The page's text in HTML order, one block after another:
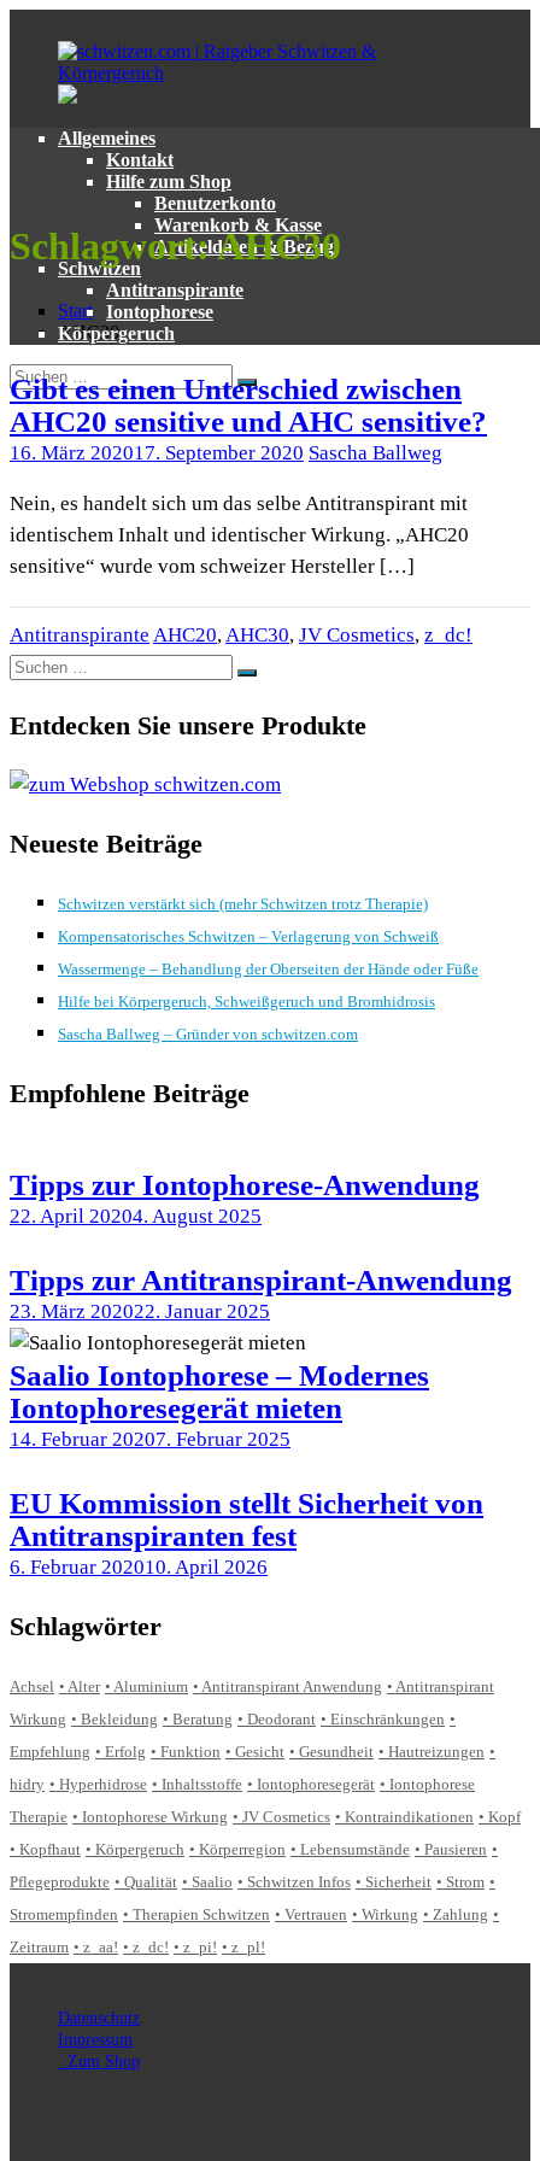
springen
schwitzen.com
&
Körpergeruch
und
Körpergeruch
Allgemeines
Kontakt
Hilfe zum Shop
Benutzerkonto
Warenkorb & Kasse
Artikeldaten & Bezug
Schwitzen
Antitranspirante
Iontophorese
Körpergeruch
Suchen
nach:
Suchen
Schlagwort:AHC30
Start
AHC30
Gibt es einen Unterschied zwischen
AHC20 sensitive und AHC sensitive?
16. März 202017. September 2020 Sascha Ballweg
Nein, es handelt sich um das selbe Antitranspirant mit
identischem Inhalt und identischer Wirkung. „AHC20
sensitive“ wurde vom schweizer Hersteller […]
Antitranspirante AHC20,AHC30, JV Cosmetics, z_dc!
Suchen
Suchen
Entdecken Sie unsere Produkte
Neueste Beiträge
Schwitzen verstärkt sich (mehr Schwitzen trotz Therapie)
Kompensatorisches Schwitzen – Verlagerung von Schweiß
Wassermenge – Behandlung der Oberseiten der Hände oder Füße
Hilfe bei Körpergeruch, Schweißgeruch und Bromhidrosis
Sascha Ballweg – Gründer von schwitzen.com
Empfohlene Beiträge
Tipps zur Iontophorese-Anwendung
22. April 20204. August 2025
Tipps zur Antitranspirant-Anwendung
23. März 202022. Januar 2025
Saalio Iontophorese – Modernes
Iontophoresegerät mieten
14. Februar 20207. Februar 2025
EU Kommission stellt Sicherheit von
Antitranspiranten fest
6. Februar 202010. April 2026
Schlagwörter
Achsel Alter Aluminium Antitranspirant Anwendung
Antitranspirant
Wirkung
Bekleidung Beratung Deodorant
Einschränkungen
Empfehlung
Erfolg Funktion Gesicht Gesundheit
Hautreizungen
hidry
Hyperhidrose Inhaltsstoffe Iontophoresegerät
Iontophorese
Therapie
Iontophorese Wirkung JV Cosmetics Kontraindikationen
Kopf
Kopfhaut
Körpergeruch Körperregion Lebensumstände
Pausieren
Pflegeprodukte
Qualität Saalio Schwitzen Infos Sicherheit
Strom
Stromempfinden
Therapien Schwitzen Vertrauen Wirkung
Zahlung
Zeitraum
z_aa! z_dc! z_pi! z_pl!
Datenschutz
Impressum
Zum Shop